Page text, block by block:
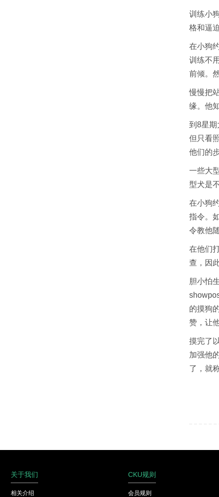
训练小
格和逼
在小狗
训练不
前倾。
慢慢把
缘。他
到8星期
但只看
他们的
一些大
型犬是
在小狗
指令。
令教他
在他们
查，因
胆小怕
的摸狗
赞，让
摸完了
加强他
了，就
关于我们
相关介绍
CKU规则
会员规则